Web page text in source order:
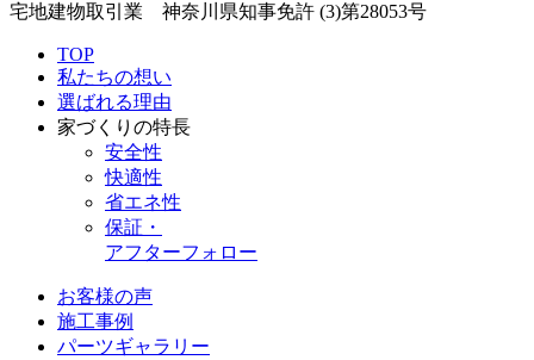
宅地建物取引業 神奈川県知事免許 (3)第28053号
TOP
私たちの想い
選ばれる理由
家づくりの特長
安全性
快適性
省エネ性
保証・
アフターフォロー
お客様の声
施工事例
パーツギャラリー